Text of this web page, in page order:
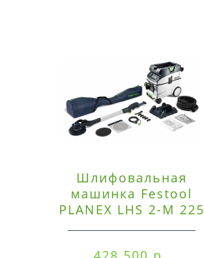
Шлифовальная
машинка Festool
PLANEX LHS 2-M 225